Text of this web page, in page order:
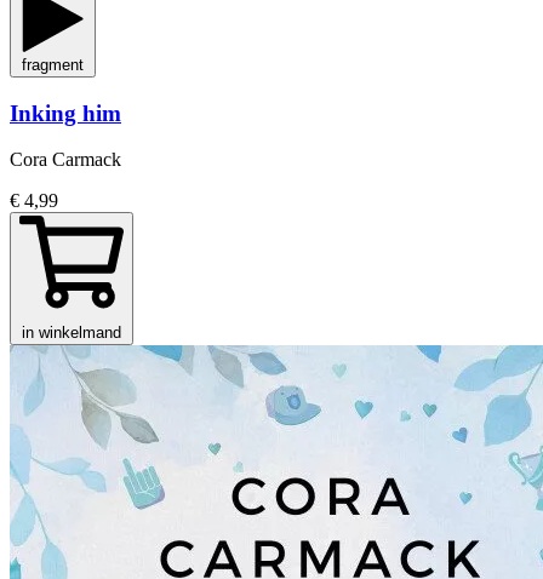
fragment
Inking him
Cora Carmack
€ 4,99
in winkelmand